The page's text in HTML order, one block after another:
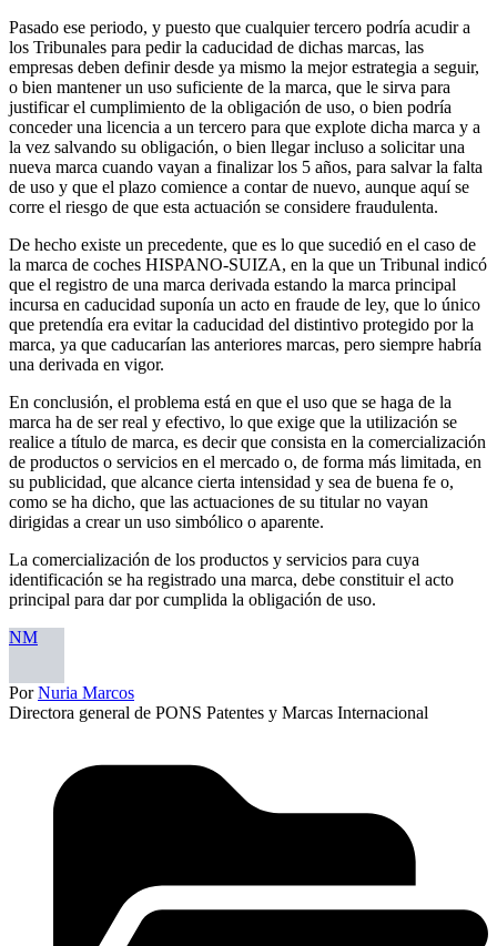
Pasado ese periodo, y puesto que cualquier tercero podría acudir a
los Tribunales para pedir la caducidad de dichas marcas, las
empresas deben definir desde ya mismo la mejor estrategia a seguir,
o bien mantener un uso suficiente de la marca, que le sirva para
justificar el cumplimiento de la obligación de uso, o bien podría
conceder una licencia a un tercero para que explote dicha marca y a
la vez salvando su obligación, o bien llegar incluso a solicitar una
nueva marca cuando vayan a finalizar los 5 años, para salvar la falta
de uso y que el plazo comience a contar de nuevo, aunque aquí se
corre el riesgo de que esta actuación se considere fraudulenta.
De hecho existe un precedente, que es lo que sucedió en el caso de
la marca de coches HISPANO-SUIZA, en la que un Tribunal indicó
que el registro de una marca derivada estando la marca principal
incursa en caducidad suponía un acto en fraude de ley, que lo único
que pretendía era evitar la caducidad del distintivo protegido por la
marca, ya que caducarían las anteriores marcas, pero siempre habría
una derivada en vigor.
En conclusión, el problema está en que el uso que se haga de la
marca ha de ser real y efectivo, lo que exige que la utilización se
realice a título de marca, es decir que consista en la comercialización
de productos o servicios en el mercado o, de forma más limitada, en
su publicidad, que alcance cierta intensidad y sea de buena fe o,
como se ha dicho, que las actuaciones de su titular no vayan
dirigidas a crear un uso simbólico o aparente.
La comercialización de los productos y servicios para cuya
identificación se ha registrado una marca, debe constituir el acto
principal para dar por cumplida la obligación de uso.
NM
PorNuria Marcos
Directora general de PONS Patentes y Marcas Internacional